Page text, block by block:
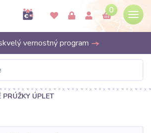
0
vernostný program
ÚPLET